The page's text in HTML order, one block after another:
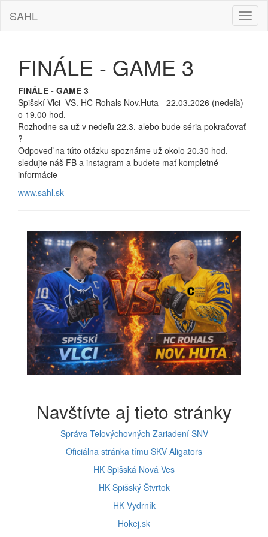
SAHL
FINÁLE - GAME 3
FINÁLE - GAME 3
Spišskí Vlci VS. HC Rohals Nov.Huta - 22.03.2026 (nedeľa)
o 19.00 hod.
Rozhodne sa už v nedeľu 22.3. alebo bude séria pokračovať
?
Odpoveď na túto otázku spoznáme už okolo 20.30 hod.
sledujte náš FB a instagram a budete mať kompletné
informácie
www.sahl.sk
Navštívte aj tieto stránky
Správa Telovýchovných Zariadení SNV
Oficiálna stránka tímu SKV Aligators
HK Spišská Nová Ves
HK Spišský Štvrtok
HK Vydrník
Hokej.sk